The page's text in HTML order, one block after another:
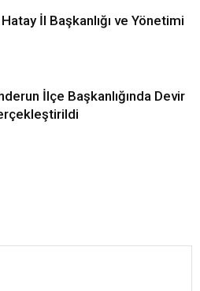
İl Başkanlığı ve Yönetimi
İlçe Başkanlığında Devir